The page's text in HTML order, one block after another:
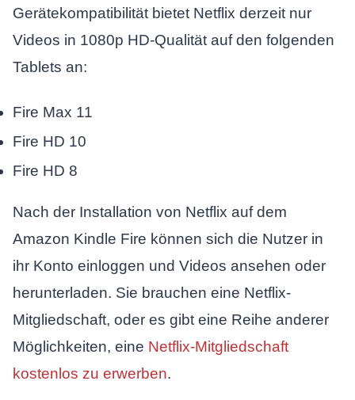
Gerätekompatibilität bietet Netflix derzeit nur
Videos in 1080p HD-Qualität auf den folgenden
Tablets an:
Fire Max 11
Fire HD 10
Fire HD 8
Nach der Installation von Netflix auf dem
Amazon Kindle Fire können sich die Nutzer in
ihr Konto einloggen und Videos ansehen oder
herunterladen. Sie brauchen eine Netflix-
Mitgliedschaft, oder es gibt eine Reihe anderer
Möglichkeiten, eine Netflix-Mitgliedschaft
kostenlos zu erwerben.